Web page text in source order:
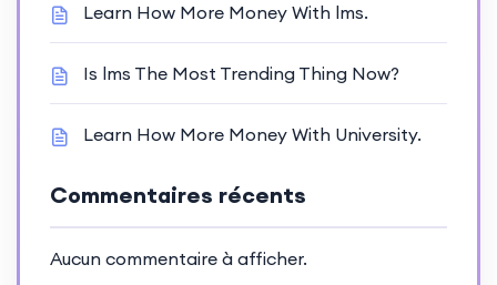
Learn How More Money With lms.
Is lms The Most Trending Thing Now?
Learn How More Money With University.
Commentaires récents
Aucun commentaire à afficher.